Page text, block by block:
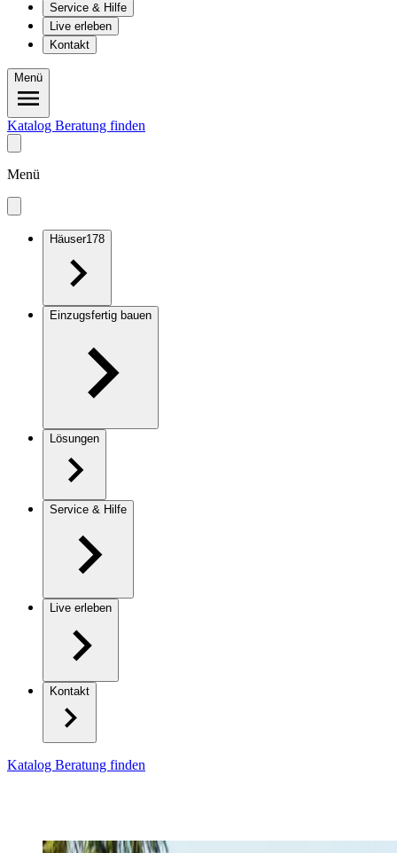
Service & Hilfe
Live erleben
Kontakt
Menü
Katalog Beratung finden
Menü
Häuser178
Einzugsfertig bauen
Lösungen
Service & Hilfe
Live erleben
Kontakt
Katalog Beratung finden